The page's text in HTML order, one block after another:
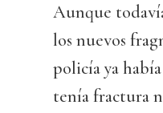
Aunque
los nuevos
policía ya
tenía fractura